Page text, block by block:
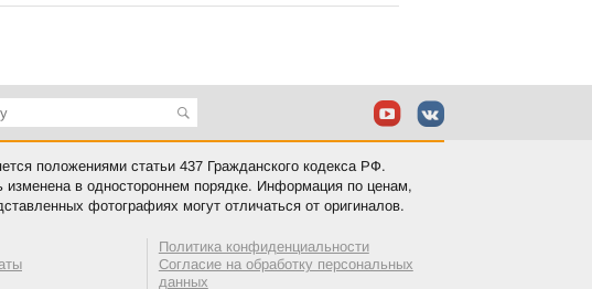
положениями статьи 437 Гражданского кодекса РФ.
изменена в одностороннем порядке. Информация по ценам,
фотографиях могут отличаться от оригиналов.
Политика конфиденциальности
Согласие на обработку персональных
данных